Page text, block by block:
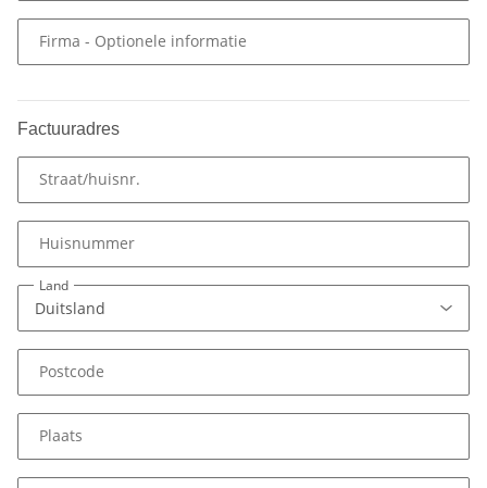
Firma - Optionele informatie
Factuuradres
Straat/huisnr.
Huisnummer
Land
Postcode
Plaats